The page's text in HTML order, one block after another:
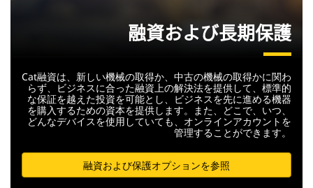
融資および長期保護
Cat融資は、新しい機械の取得か、中古の機械の取得かに関わ
らず、ビジネスに合った融資上の解決法を提供して、標準的
な保証を越えた投資を可能とし、ビジネスを先に進める機器
を購入するための資本を提供します。また、どこで、いつ、
どんなデバイスを使用していても、オンラインアカウントを
管理することができます。
融資および保護オプションを参照